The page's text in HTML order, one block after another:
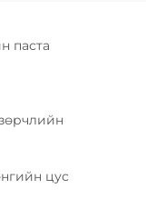
паста
цус